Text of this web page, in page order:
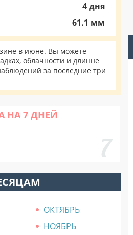
4 дня
61.1 мм
в июне. Вы можете
облачности и длинне
за последние три
НА 7 ДНЕЙ
ОКТЯБРЬ
НОЯБРЬ